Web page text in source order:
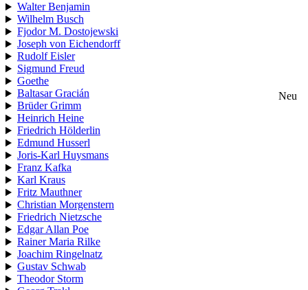
Walter Benjamin
Wilhelm Busch
Fjodor M. Dostojewski
Joseph von Eichendorff
Rudolf Eisler
Sigmund Freud
Goethe
Baltasar Gracián
Neu
Brüder Grimm
Heinrich Heine
Friedrich Hölderlin
Edmund Husserl
Joris-Karl Huysmans
Franz Kafka
Karl Kraus
Fritz Mauthner
Christian Morgenstern
Friedrich Nietzsche
Edgar Allan Poe
Rainer Maria Rilke
Joachim Ringelnatz
Gustav Schwab
Theodor Storm